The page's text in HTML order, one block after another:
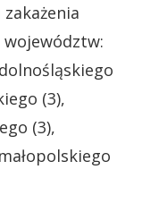
(3),
(3),